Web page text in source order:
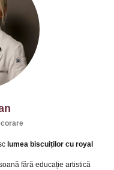
lumea biscuiților cu royal
fără educație artistică